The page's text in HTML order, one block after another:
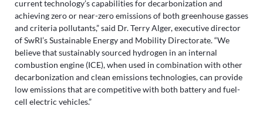
current technology’s capabilities for decarbonization and
achieving zero or near-zero emissions of both greenhouse gasses
and criteria pollutants,” said Dr. Terry Alger, executive director
of SwRI’s Sustainable Energy and Mobility Directorate. “We
believe that sustainably sourced hydrogen in an internal
combustion engine (ICE), when used in combination with other
decarbonization and clean emissions technologies, can provide
low emissions that are competitive with both battery and fuel-
cell electric vehicles.”